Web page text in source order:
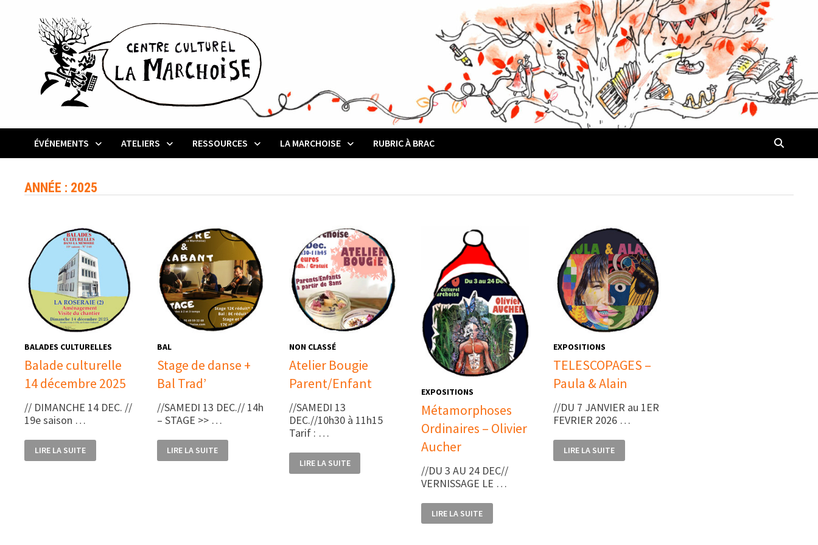
ÉVÉNEMENTS ATELIERS RESSOURCES LA MARCHOISE RUBRIC À BRAC
ANNÉE : 2025
BALADES CULTURELLES
Balade culturelle
14 décembre 2025
// DIMANCHE 14 DEC. //
19e saison …
BALADE
CULTURELLE
14
LIRE LA SUITE
BAL
Stage de danse +
Bal Trad’
//SAMEDI 13 DEC.// 14h
– STAGE >> …
STAGE
DE
DANSE
LIRE LA SUITE
NON CLASSÉ
Atelier Bougie
Parent/Enfant
//SAMEDI 13
DEC.//10h30 à 11h15
Tarif : …
ATELIER
BOUGIE
PARENT/ENFANT
LIRE LA SUITE
EXPOSITIONS
Métamorphoses
Ordinaires – Olivier
Aucher
//DU 3 AU 24 DEC//
VERNISSAGE LE …
MÉTAMORPHOSES
ORDINAIRES
–
LIRE LA SUITE
EXPOSITIONS
TELESCOPAGES –
Paula & Alain
//DU 7 JANVIER au 1ER
FEVRIER 2026 …
TELESCOPAGES
–
PAULA
LIRE LA SUITE